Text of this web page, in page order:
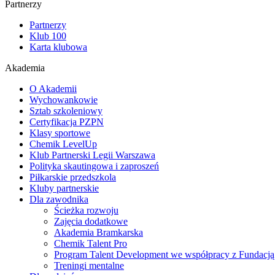
Partnerzy
Partnerzy
Klub 100
Karta klubowa
Akademia
O Akademii
Wychowankowie
Sztab szkoleniowy
Certyfikacja PZPN
Klasy sportowe
Chemik LevelUp
Klub Partnerski Legii Warszawa
Polityka skautingowa i zaproszeń
Piłkarskie przedszkola
Kluby partnerskie
Dla zawodnika
Ścieżka rozwoju
Zajęcia dodatkowe
Akademia Bramkarska
Chemik Talent Pro
Program Talent Development we współpracy z
Treningi mentalne